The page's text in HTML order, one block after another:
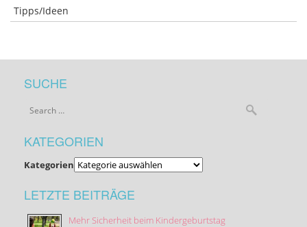
Tipps/Ideen
SUCHE
KATEGORIEN
Kategorien
LETZTE BEITRÄGE
Mehr Sicherheit beim Kindergeburtstag